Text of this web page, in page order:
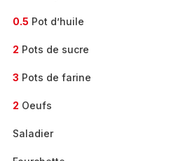
0.5 Pot d’huile
2 Pots de sucre
3 Pots de farine
2 Oeufs
Saladier